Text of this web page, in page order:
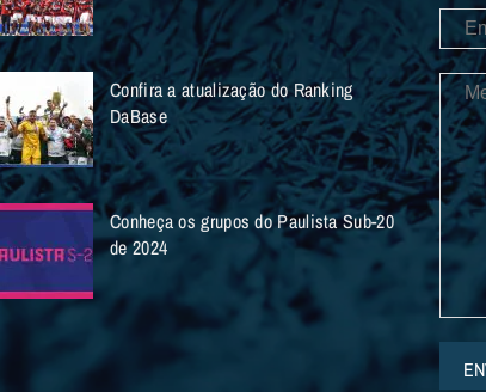
Confira a atualização do Ranking
DaBase
Conheça os grupos do Paulista Sub-20
de 2024